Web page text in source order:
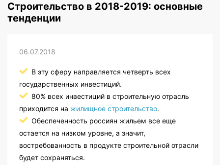
Строительство в 2018-2019: основные
тенденции
06.07.2018
В эту сферу направляется четверть всех
государственных инвестиций.
80% всех инвестиций в строительную отрасль
приходится на жилищное строительство.
Обеспеченность россиян жильем все еще
остается на низком уровне, а значит,
востребованность в продукте строительной отрасли
будет сохраняться.